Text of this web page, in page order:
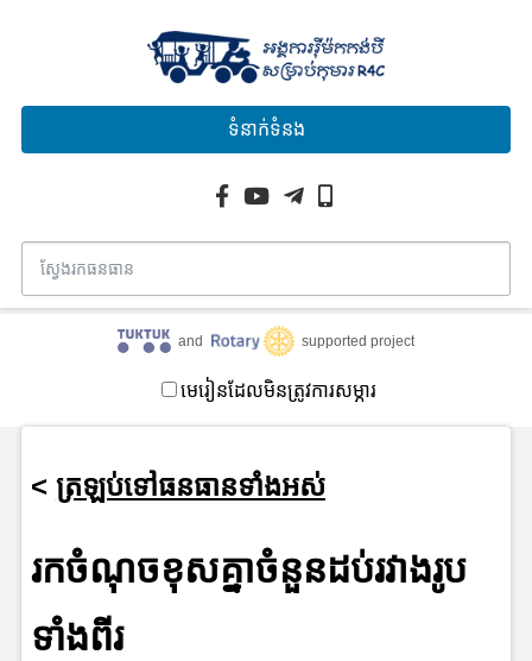
ទំនាក់ទំនង
and supported project
មេរៀនដែលមិនត្រូវការសម្ភារ
< ត្រឡប់ទៅធនធានទាំងអស់
រកចំណុចខុសគ្នាចំនួនដប់រវាងរូប
ទាំងពីរ